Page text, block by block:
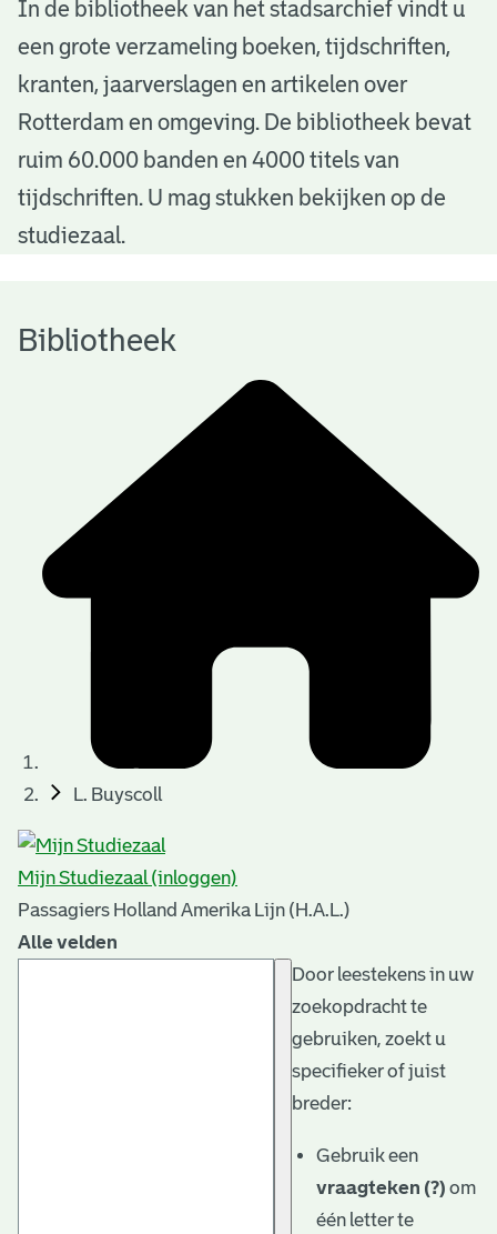
B
b
o
h
In de bibliotheek van het stadsarchief vindt u
een grote verzameling boeken, tijdschriften,
kranten, jaarverslagen en artikelen over
Rotterdam en omgeving. De bibliotheek bevat
ruim 60.000 banden en 4000 titels van
tijdschriften. U mag stukken bekijken op de
studiezaal.
Bibliotheek
L. Buyscoll
Mijn Studiezaal (inloggen)
Passagiers Holland Amerika Lijn (H.A.L.)
Alle velden
Door leestekens in uw
zoekopdracht te
gebruiken, zoekt u
specifieker of juist
breder:
Gebruik een
vraagteken (?) om
één letter te